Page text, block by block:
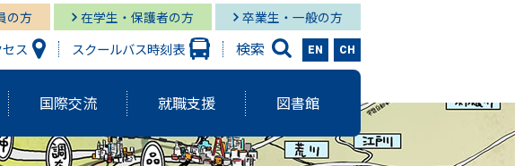
の方 在学生・保護者の方 卒業生・一般の方
ス スクールバス時刻表 検索 EN CH
国際交流 就職支援 図書館